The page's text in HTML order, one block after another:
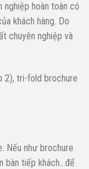
hoàn toàn có
khách hàng. Do
chuyên nghiệp và
2), tri-fold brochure
Nếu như brochure
bàn tiếp khách…để